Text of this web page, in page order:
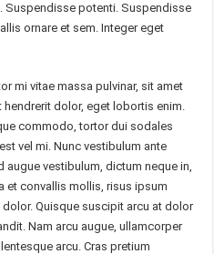
Suspendisse potenti. Suspendisse
ornare et sem. Integer eget
mi vitae massa pulvinar, sit amet
dolor, eget lobortis enim.
commodo, tortor dui sodales
vel mi. Nunc vestibulum ante
augue vestibulum, dictum neque in,
et convallis mollis, risus ipsum
Quisque suscipit arcu at dolor
Nam arcu augue, ullamcorper
arcu. Cras pretium